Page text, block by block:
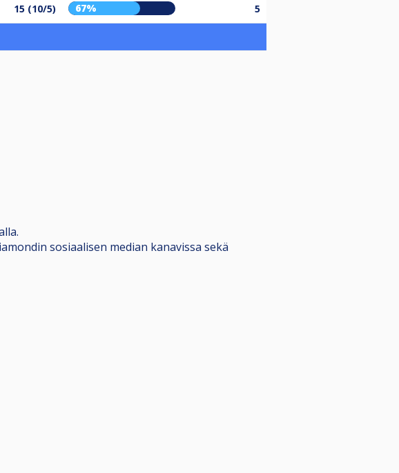
15 (10/5) 67% 5
sosiaalisen median kanavissa sekä